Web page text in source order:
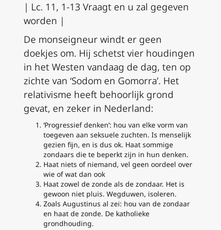
| Lc. 11, 1-13 Vraagt en u zal gegeven
worden |
De monseigneur windt er geen
doekjes om. Hij schetst vier houdingen
in het Westen vandaag de dag, ten op
zichte van ‘Sodom en Gomorra’. Het
relativisme heeft behoorlijk grond
gevat, en zeker in Nederland:
‘Progressief denken’: hou van elke vorm van
toegeven aan seksuele zuchten. Is menselijk
gezien fijn, en is dus ok. Haat sommige
zondaars die te beperkt zijn in hun denken.
Haat niets of niemand, vel geen oordeel over
wie of wat dan ook
Haat zowel de zonde als de zondaar. Het is
gewoon niet pluis. Wegduwen, isoleren.
Zoals Augustinus al zei: hou van de zondaar
en haat de zonde. De katholieke
grondhouding.